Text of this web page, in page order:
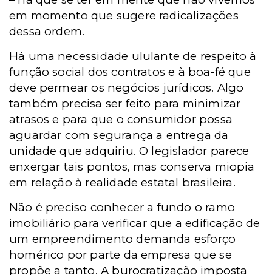
em momento que sugere radicalizações
dessa ordem.
Há uma necessidade ululante de respeito à
função social dos contratos e à boa-fé que
deve permear os negócios jurídicos. Algo
também precisa ser feito para minimizar
atrasos e para que o consumidor possa
aguardar com segurança a entrega da
unidade que adquiriu. O legislador parece
enxergar tais pontos, mas conserva miopia
em relação à realidade estatal brasileira.
Não é preciso conhecer a fundo o ramo
imobiliário para verificar que a edificação de
um empreendimento demanda esforço
homérico por parte da empresa que se
propõe a tanto. A burocratização imposta